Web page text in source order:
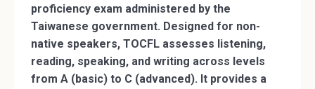
proficiency exam administered by the
Taiwanese government. Designed for non-
native speakers, TOCFL assesses listening,
reading, speaking, and writing across levels
from A (basic) to C (advanced). It provides a